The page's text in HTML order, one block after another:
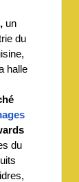
un
du
halle
du